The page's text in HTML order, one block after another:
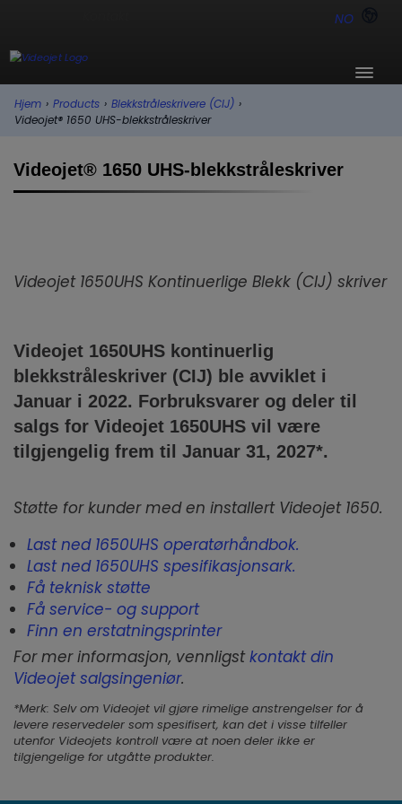
NO
Hjem › Products › Blekkstråleskrivere (CIJ) ›
Videojet® 1650 UHS-blekkstråleskriver
Videojet® 1650 UHS-blekkstråleskriver
Videojet 1650UHS Kontinuerlige Blekk (CIJ) skriver
Videojet 1650UHS kontinuerlig
blekkstråleskriver (CIJ) ble avviklet i
Januar i 2022. Forbruksvarer og deler til
salgs for Videojet 1650UHS vil være
tilgjengelig frem til Januar 31, 2027*.
Støtte for kunder med en installert Videojet 1650.
Last ned 1650UHS operatørhåndbok.
Last ned 1650UHS spesifikasjonsark.
Få teknisk støtte
Få service- og support
Finn en erstatningsprinter
For mer informasjon, vennligstkontakt din
Videojet salgsingeniør.
*Merk: Selv om Videojet vil gjøre rimelige anstrengelser for å
levere reservedeler som spesifisert, kan det i visse tilfeller
utenfor Videojets kontroll være at noen deler ikke er
tilgjengelige for utgåtte produkter.